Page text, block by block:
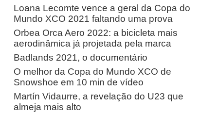
Loana Lecomte vence a geral da Copa do
Mundo XCO 2021 faltando uma prova
Orbea Orca Aero 2022: a bicicleta mais
aerodinâmica já projetada pela marca
Badlands 2021, o documentário
O melhor da Copa do Mundo XCO de
Snowshoe em 10 min de vídeo
Martín Vidaurre, a revelação do U23 que
almeja mais alto